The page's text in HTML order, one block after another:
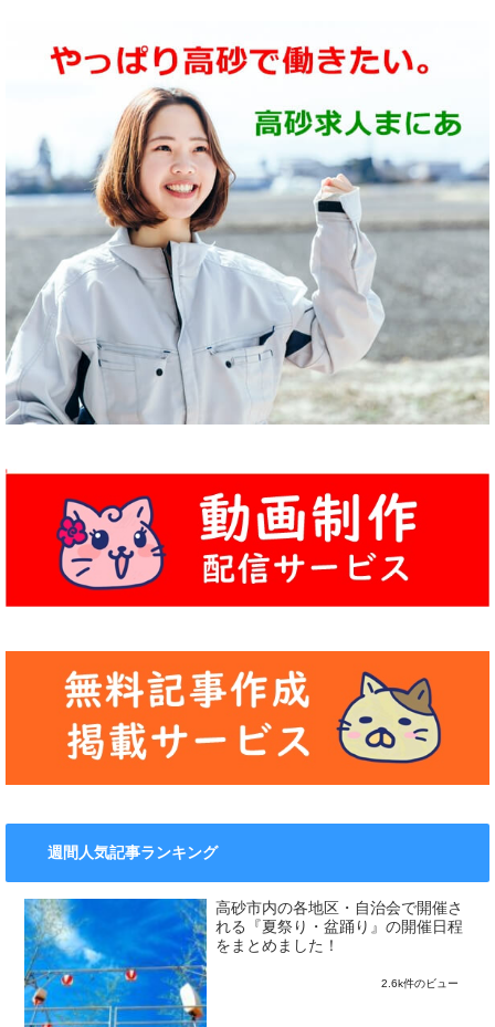
週間人気記事ランキング
高砂市内の各地区・自治会で開催さ
れる『夏祭り・盆踊り』の開催日程
をまとめました！
2.6k件のビュー